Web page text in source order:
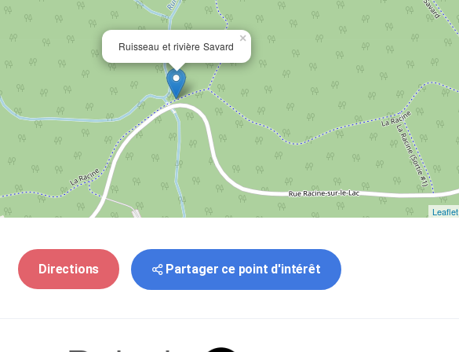
Ruisseau et rivière Savard
×
Leaflet
Directions Partager ce point d'intérêt